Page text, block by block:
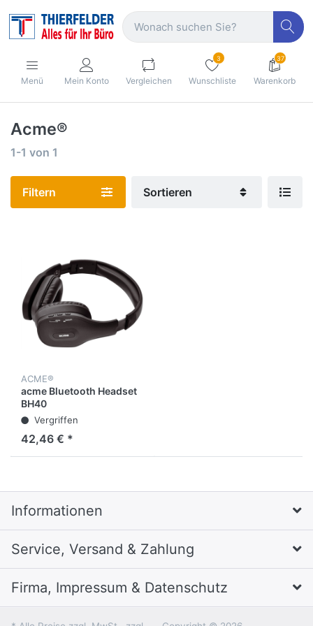
Menü Mein Konto Vergleichen
3
Wunschliste
37
Warenkorb
Acme®
1-1 von 1
Filtern Sortieren
ACME®
acme Bluetooth Headset
BH40
Vergriffen
42,46 € *
Informationen
Service, Versand & Zahlung
Firma, Impressum & Datenschutz